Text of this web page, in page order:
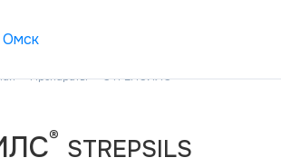
Омск
Препараты СТРЕПСИЛС
® STREPSILS